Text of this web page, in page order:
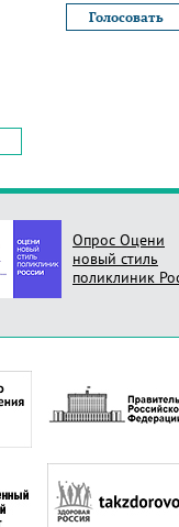
Опрос Оцени
новый стиль
поликлиник